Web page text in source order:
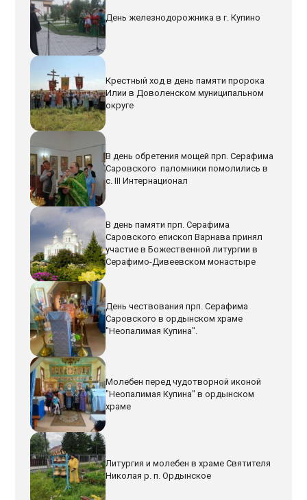
День железнодорожника в г. Купино
Крестный ход в день памяти пророка
Илии в Доволенском муниципальном
округе
В день обретения мощей прп. Серафима
Саровского паломники помолились в
с. III Интернационал
В день памяти прп. Серафима
Саровского епископ Варнава принял
участие в Божественной литургии в
Серафимо-Дивеевском монастыре
День чествования прп. Серафима
Саровского в ордынском храме
"Неопалимая Купина".
Молебен перед чудотворной иконой
"Неопалимая Купина" в ордынском
храме
Литургия и молебен в храме Святителя
Николая р. п. Ордынское